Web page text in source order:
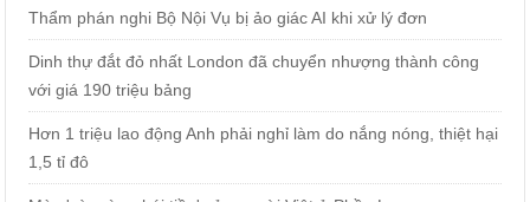
Thẩm phán nghi Bộ Nội Vụ bị ảo giác AI khi xử lý đơn
Dinh thự đắt đỏ nhất London đã chuyển nhượng thành công
với giá 190 triệu bảng
Hơn 1 triệu lao động Anh phải nghỉ làm do nắng nóng, thiệt hại
1,5 tỉ đô